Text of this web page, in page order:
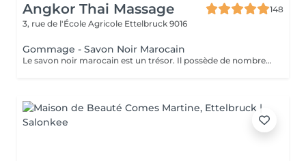
Angkor Thai Massage
148
3, rue de l'École Agricole Ettelbruck 9016
Gommage - Savon Noir Marocain
Le savon noir marocain est un trésor. Il possède de nombreuses propriétés hydratantes, exfoliantes et apaisantes qui sont très bénéfiques pour la peau humaine. Grâce à son action calmante, c'est la solution parfaite pour régénérer les cellules et obtenir une peau plus belle, ferme et lisse.